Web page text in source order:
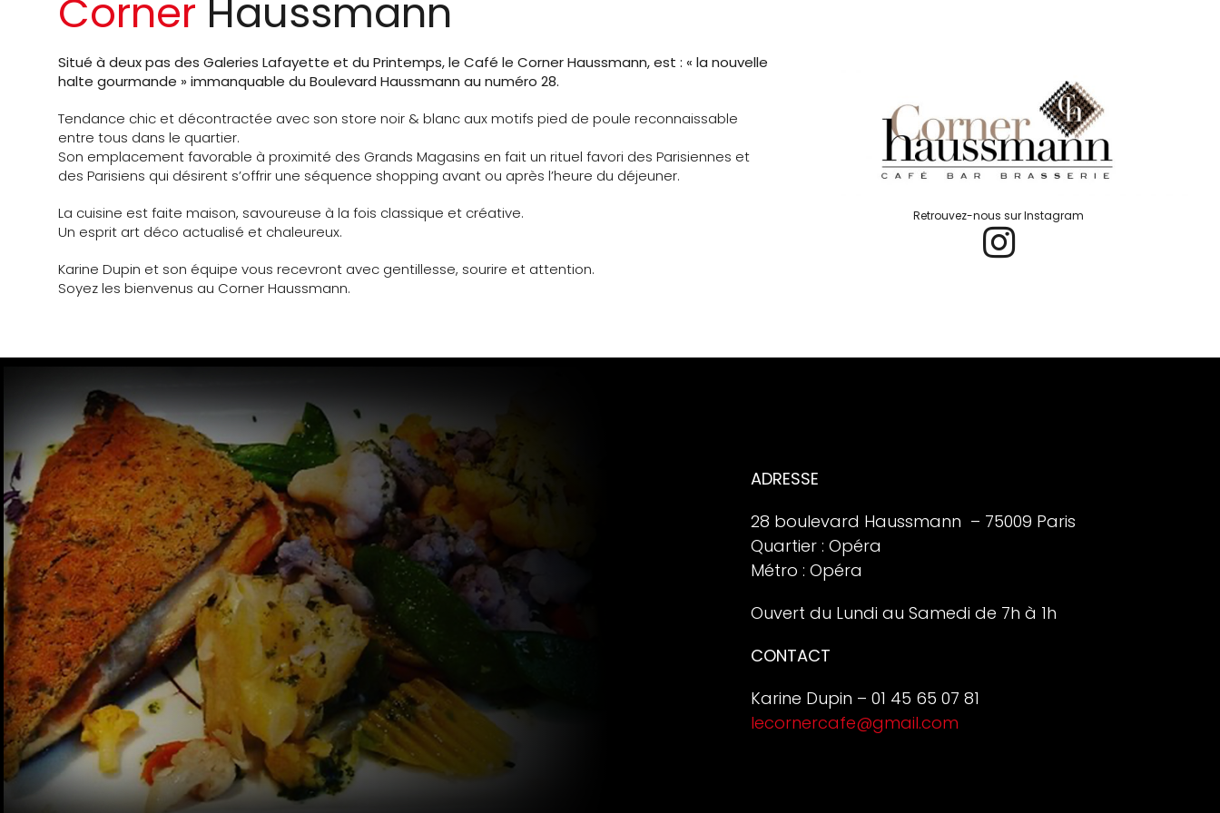
Corner Haussmann
Situé à deux pas des Galeries Lafayette et du Printemps, le Café le Corner Haussmann, est : « la nouvelle
halte gourmande » immanquable du Boulevard Haussmann au numéro 28.
Tendance chic et décontractée avec son store noir & blanc aux motifs pied de poule reconnaissable
entre tous dans le quartier.
Son emplacement favorable à proximité des Grands Magasins en fait un rituel favori des Parisiennes et
des Parisiens qui désirent s’offrir une séquence shopping avant ou après l’heure du déjeuner.
La cuisine est faite maison, savoureuse à la fois classique et créative.
Un esprit art déco actualisé et chaleureux.
Karine Dupin et son équipe vous recevront avec gentillesse, sourire et attention.
Soyez les bienvenus au Corner Haussmann.
Retrouvez-nous sur Instagram
ADRESSE
28 boulevard Haussmann – 75009 Paris
Quartier : Opéra
Métro : Opéra
Ouvert du Lundi au Samedi de 7h à 1h
CONTACT
Karine Dupin – 01 45 65 07 81
lecornercafe@gmail.com